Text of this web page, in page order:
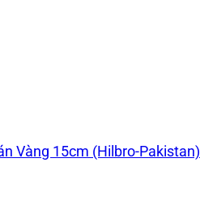
Vàng 15cm (Hilbro-Pakistan)